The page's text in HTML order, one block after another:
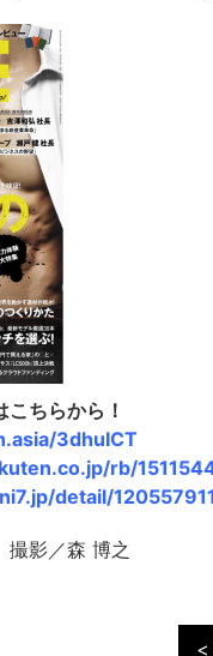
ちらから！
3dhuICT
rb/
detail/
影／森 博之
<